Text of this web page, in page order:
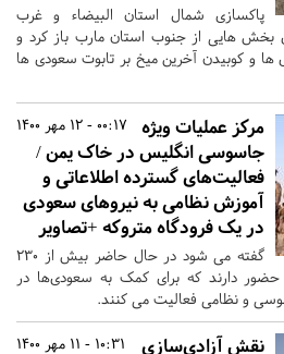
پاکسازی شمال استان البیضاء و غرب
بخش هایی از جنوب استان مارب باز کرد و
ها و کوبیدن آخرین میخ بر تابوت سعودی ها
00:17 - 12 مهر 1400
مرکز عملیات ویژه
جاسوسی انگلیس در خاک یمن /
فعالیت‌های گسترده اطلاعاتی و
آموزش نظامی به نیروهای سعودی
در یک فرودگاه متروکه +تصاویر
گفته می شود در حال حاضر بیش از ۲۳۰
حضور دارند که برای کمک به سعودی‌ها در
و نظامی فعالیت می کنند.
10:31 - 11 مهر 1400
نقش آزادی‌سازی